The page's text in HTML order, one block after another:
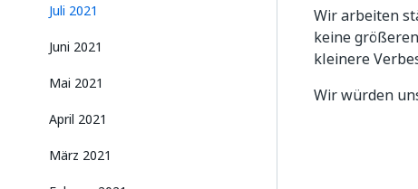
Juli 2021
Juni 2021
Mai 2021
April 2021
März 2021
Wir arbeiten
keine
kleinere
Wir würden